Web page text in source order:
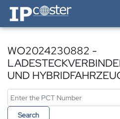
IP-Coster — Home
WO2024230882 -
UND
Search